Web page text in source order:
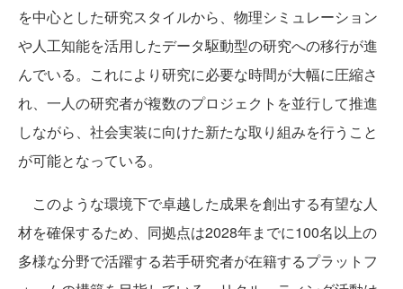
を中心とした研究スタイルから、物理シミュレーション
や人工知能を活用したデータ駆動型の研究への移行が進
んでいる。これにより研究に必要な時間が大幅に圧縮さ
れ、一人の研究者が複数のプロジェクトを並行して推進
しながら、社会実装に向けた新たな取り組みを行うこと
が可能となっている。
このような環境下で卓越した成果を創出する有望な人
材を確保するため、同拠点は2028年までに100名以上の
多様な分野で活躍する若手研究者が在籍するプラットフ